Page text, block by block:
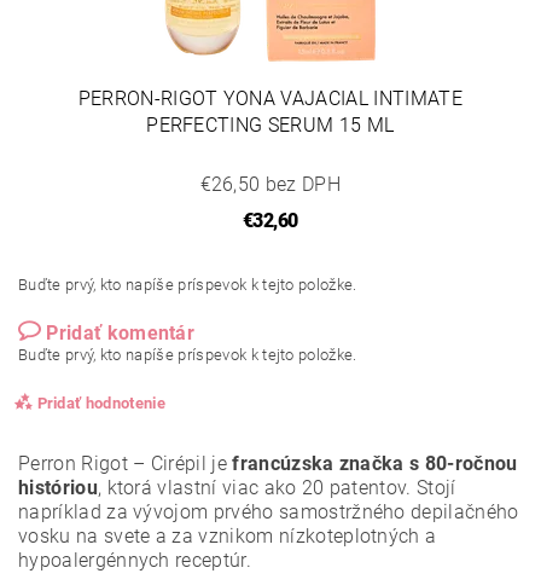
PERRON-RIGOT YONA VAJACIAL INTIMATE
PERFECTING SERUM 15 ML
€26,50 bez DPH
€32,60
Buďte prvý, kto napíše príspevok k tejto položke.
Pridať komentár
Buďte prvý, kto napíše príspevok k tejto položke.
Pridať hodnotenie
Perron Rigot – Cirépil jefrancúzska značka s 80-ročnou
históriou, ktorá vlastní viac ako 20 patentov. Stojí
napríklad za vývojom prvého samostržného depilačného
vosku na svete a za vznikom nízkoteplotných a
hypoalergénnych receptúr.